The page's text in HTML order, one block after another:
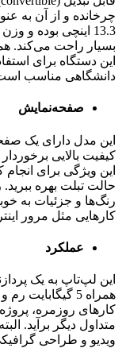
چرخانده و از آن به
13.3 اینچی بوده
بسیار راحت می‌کند.
این دستگاه برای
دانشگاهی مناسب
صفحه‌نمایش
کیفیت بالایی
این ویژگی برای
رنگ‌ها و جزئیات به
کارهایی مثل مرور
عملکرد
کارهای روزمره،
متداول دیگر برآید.
ویدیو و طراحی